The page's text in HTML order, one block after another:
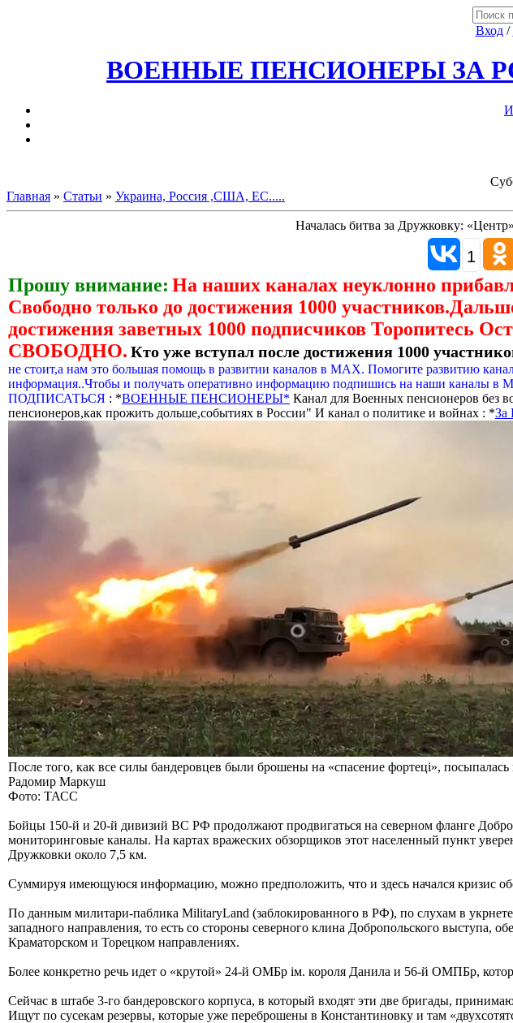
Вход/
ВОЕННЫЕ ПЕНСИОНЕРЫ ЗА
Главная » Статьи » Украина, Россия ,США, ЕС.....
Началась битва за Дружковку:
1
Прошу внимание: На наших каналах неуклонно
Свободно только до достижения 1000
достижения заветных 1000 подписчиков Торопитесь
СВОБОДНО. Кто уже вступал после достижения 1000
не стоит,а нам это большая помощь в развитии каналов в МАХ. Помогите развитию
информация..Чтобы и получать оперативно информацию подпишись на наши каналы
ПОДПИСАТЬСЯ : *ВОЕННЫЕ ПЕНСИОНЕРЫ* Канал для Военных пенсионеров без
пенсионеров,как прожить дольше,событиях в России" И канал о политике и войнах : *За
После того, как все силы бандеровцев были брошены на «спасение фортецi», посыпалась
Радомир Маркуш
Фото: ТАСС
Бойцы 150-й и 20-й дивизий ВС РФ продолжают продвигаться на северном фланге
мониторинговые каналы. На картах вражеских обзорщиков этот населенный пункт
Дружковки около 7,5 км.
Суммируя имеющуюся информацию, можно предположить, что и здесь начался кризис
По данным милитари-паблика MilitaryLand (заблокированного в РФ), по слухам в
западного направления, то есть со стороны северного клина Добропольского
Краматорском и Торецком направлениях.
Более конкретно речь идет о «крутой» 24-й ОМБр iм. короля Данила и 56-й ОМПБр,
Сейчас в штабе 3-го бандеровского корпуса, в который входят эти две бригады,
Ищут по сусекам резервы, которые уже переброшены в Константиновку и там